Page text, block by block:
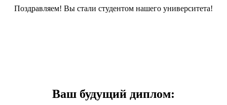
Поздравляем! Вы стали студентом нашего университета!
Ваш будущий диплом: